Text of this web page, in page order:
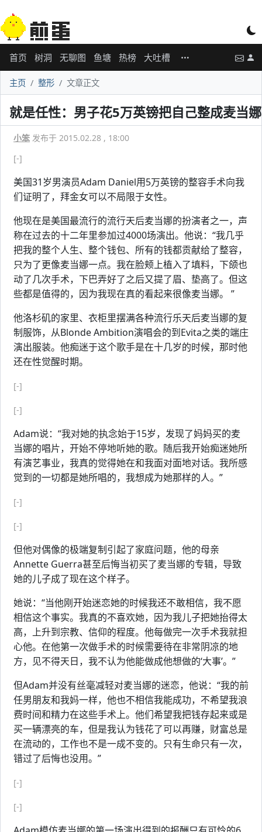
首页 树洞 无聊图 鱼塘 热榜 大吐槽
主页 整形 文章正文
就是任性：男子花5万英镑把自己整成麦当娜
小笨 发布于 2015.02.28 , 18:00
[-]
美国31岁男演员Adam Daniel用5万英镑的整容手术向我
们证明了，拜金女可以不局限于女性。
他现在是美国最流行的流行天后麦当娜的扮演者之一，声
称在过去的十二年里参加过4000场演出。他说：“我几乎
把我的整个人生、整个钱包、所有的钱都贡献给了整容，
只为了更像麦当娜一点。我在脸颊上植入了填料，下颌也
动了几次手术，下巴弄好了之后又提了眉、垫高了。但这
些都是值得的，因为我现在真的看起来很像麦当娜。 ”
他洛杉矶的家里、衣柜里摆满各种流行乐天后麦当娜的复
制服饰，从Blonde Ambition演唱会的到Evita之类的端庄
演出服装。他痴迷于这个歌手是在十几岁的时候，那时他
还在性觉醒时期。
[-]
[-]
Adam说：“我对她的执念始于15岁，发现了妈妈买的麦
当娜的唱片，开始不停地听她的歌。随后我开始痴迷她所
有演艺事业，我真的觉得她在和我面对面地对话。我所感
觉到的一切都是她所唱的，我想成为她那样的人。”
[-]
[-]
但他对偶像的极端复制引起了家庭问题，他的母亲
Annette Guerra甚至后悔当初买了麦当娜的专辑，导致
她的儿子成了现在这个样子。
她说：“当他刚开始迷恋她的时候我还不敢相信，我不愿
相信这个事实。我真的不喜欢她，因为我儿子把她抬得太
高，上升到宗教、信仰的程度。他每做完一次手术我就担
心他。在他第一次做手术的时候需要待在非常阴凉的地
方，见不得天日，我不认为他能做成他想做的‘大事’。”
但Adam并没有丝毫减轻对麦当娜的迷恋，他说：“我的前
任男朋友和我妈一样，他也不相信我能成功，不希望我浪
费时间和精力在这些手术上。他们希望我把钱存起来或是
买一辆漂亮的车，但是我认为钱花了可以再赚，财富总是
在流动的，工作也不是一成不变的。只有生命只有一次，
错过了后悔也没用。”
[-]
[-]